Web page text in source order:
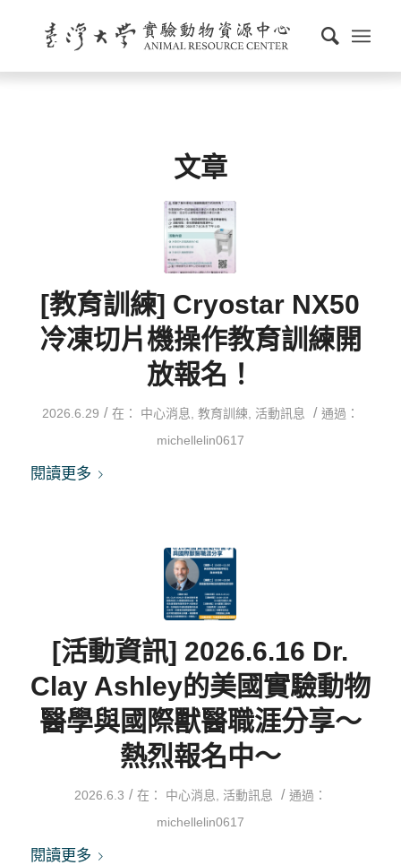
文章
[教育訓練] Cryostar NX50
冷凍切片機操作教育訓練開
放報名！
2026.6.29 / 在： 中心消息 教育訓練, 活動訊息 / 通過：
michellelin0617
閱讀更多
[活動資訊] 2026.6.16 Dr.
Clay Ashley的美國實驗動物
醫學與國際獸醫職涯分享～
熱烈報名中～
2026.6.3 / 在： 中心消息 活動訊息 / 通過：
michellelin0617
閱讀更多